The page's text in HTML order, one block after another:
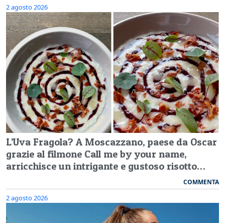
2 agosto 2026
L’Uva Fragola? A Moscazzano, paese da Oscar
grazie al filmone Call me by your name,
arricchisce un intrigante e gustoso risotto…
COMMENTA
2 agosto 2026